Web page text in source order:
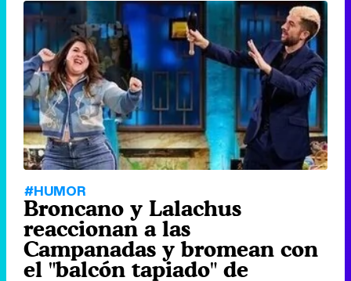
#HUMOR
Broncano y Lalachus
reaccionan a las
Campanadas y bromean con
el "balcón tapiado" de